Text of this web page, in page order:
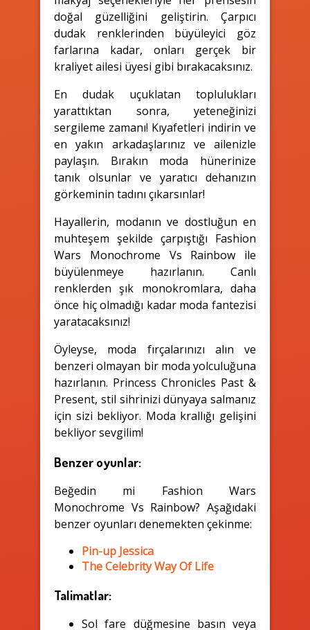
doğal güzelliğini geliştirin. Çarpıcı
dudak renklerinden büyüleyici göz
farlarına kadar, onları gerçek bir
kraliyet ailesi üyesi gibi bırakacaksınız.
En dudak uçuklatan toplulukları
yarattıktan sonra, yeteneğinizi
sergileme zamanı! Kıyafetleri indirin ve
en yakın arkadaşlarınız ve ailenizle
paylaşın. Bırakın moda hünerinize
tanık olsunlar ve yaratıcı dehanızın
görkeminin tadını çıkarsınlar!
Hayallerin, modanın ve dostluğun en
muhteşem şekilde çarpıştığı Fashion
Wars Monochrome Vs Rainbow ile
büyülenmeye hazırlanın. Canlı
renklerden şık monokromlara, daha
önce hiç olmadığı kadar moda fantezisi
yaratacaksınız!
Öyleyse, moda fırçalarınızı alın ve
benzeri olmayan bir moda yolculuğuna
hazırlanın. Princess Chronicles Past &
Present, stil sihrinizi dünyaya salmanız
için sizi bekliyor. Moda krallığı gelişini
bekliyor sevgilim!
Benzer oyunlar:
Beğedin mi Fashion Wars
Monochrome Vs Rainbow? Aşağıdaki
benzer oyunları denemekten çekinme:
Pin-up Jessica
The Celebrity Way Of Life
Talimatlar:
Sol fare düğmesine basın veya